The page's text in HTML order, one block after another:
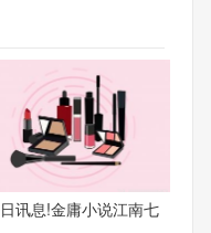
讯息!金庸小说江南七